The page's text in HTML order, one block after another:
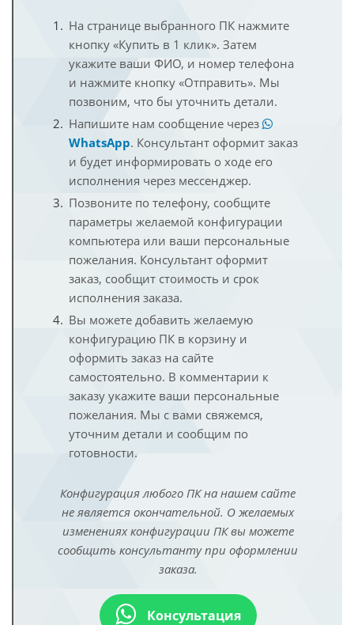
На странице выбранного ПК нажмите
кнопку «Купить в 1 клик». Затем
укажите ваши ФИО, и номер телефона
и нажмите кнопку «Отправить». Мы
позвоним, что бы уточнить детали.
Напишите нам сообщение через
WhatsApp. Консультант оформит заказ
и будет информировать о ходе его
исполнения через мессенджер.
Позвоните по телефону, сообщите
параметры желаемой конфигурации
компьютера или ваши персональные
пожелания. Консультант оформит
заказ, сообщит стоимость и срок
исполнения заказа.
Вы можете добавить желаемую
конфигурацию ПК в корзину и
оформить заказ на сайте
самостоятельно. В комментарии к
заказу укажите ваши персональные
пожелания. Мы с вами свяжемся,
уточним детали и сообщим по
готовности.
Конфигурация любого ПК на нашем сайте
не является окончательной. О желаемых
изменениях конфигурации ПК вы можете
сообщить консультанту при оформлении
заказа.
Консультация